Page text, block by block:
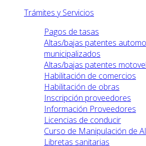
Trámites y Servicios
Pagos de tasas
Altas/bajas patentes
municipalizados
Altas/bajas patentes
Habilitación de comercios
Habilitación de obras
Inscripción proveedores
Información Proveedores
Licencias de conducir
Curso de Manipulación de
Libretas sanitarias